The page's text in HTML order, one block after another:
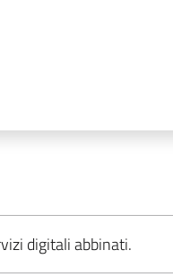
digitali abbinati.